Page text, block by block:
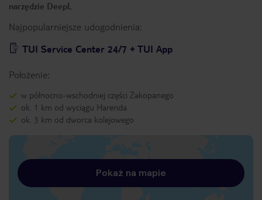
narzędzie DeepL
Najpopularniejsze udogodnienia:
TUI Service Center 24/7 + TUI App
Położenie:
w północno-wschodniej części Zakopanego
ok. 1 km od wyciągu Harenda
ok. 3 km od dworca kolejowego
Pokaż na mapie